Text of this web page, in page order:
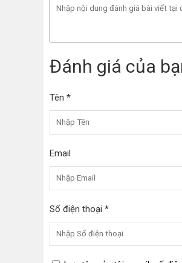
Đánh giá của
Tên *
Email
Số điện thoại *